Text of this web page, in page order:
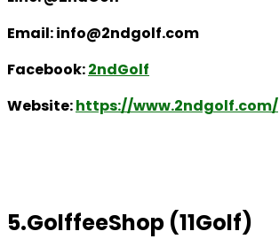
Email: info@2ndgolf.com
Facebook:2ndGolf
Website:https://www.2ndgolf.com/
5.GolffeeShop (11Golf)